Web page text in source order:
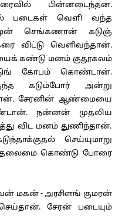
பின்னடைந்தன.
படைகள் வெளி வந்த
செங்கணான் கடுஞ்
விட்டு வெளிவந்தான்.
கண்டு மனம் குதூகலம்
கோபம் கொண்டான்.
கடும்போர் அன்று
சேரனின் ஆண்மையை
நன்னன் முதலிய
விட மனம் துணிந்தான்.
செய்யுமாறு
கொண்டு போரை
மகன் - அரசிளங் குமரன்
சேரன் படையும்